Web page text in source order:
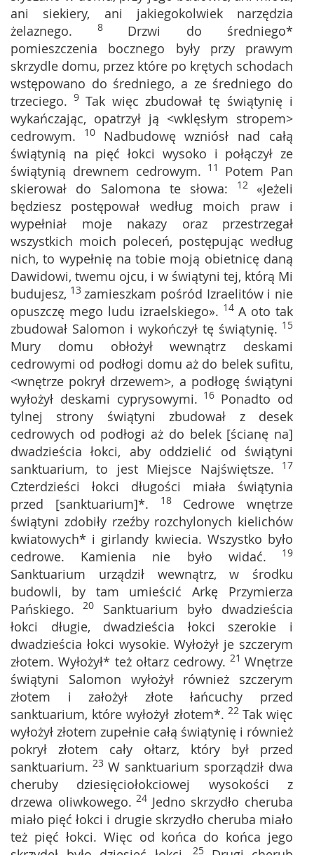
ani siekiery, ani jakiegokolwiek narzędzia
żelaznego. 8 Drzwi do średniego*
pomieszczenia bocznego były przy prawym
skrzydle domu, przez które po krętych schodach
wstępowano do średniego, a ze średniego do
trzeciego. 9 Tak więc zbudował tę świątynię i
wykańczając, opatrzył ją <wklęsłym stropem>
cedrowym. 10 Nadbudowę wzniósł nad całą
świątynią na pięć łokci wysoko i połączył ze
świątynią drewnem cedrowym. 11 Potem Pan
skierował do Salomona te słowa: 12 «Jeżeli
będziesz postępował według moich praw i
wypełniał moje nakazy oraz przestrzegał
wszystkich moich poleceń, postępując według
nich, to wypełnię na tobie moją obietnicę daną
Dawidowi, twemu ojcu, i w świątyni tej, którą Mi
budujesz, 13 zamieszkam pośród Izraelitów i nie
opuszczę mego ludu izraelskiego». 14 A oto tak
zbudował Salomon i wykończył tę świątynię. 15
Mury domu obłożył wewnątrz deskami
cedrowymi od podłogi domu aż do belek sufitu,
<wnętrze pokrył drzewem>, a podłogę świątyni
wyłożył deskami cyprysowymi. 16 Ponadto od
tylnej strony świątyni zbudował z desek
cedrowych od podłogi aż do belek [ścianę na]
dwadzieścia łokci, aby oddzielić od świątyni
sanktuarium, to jest Miejsce Najświętsze. 17
Czterdzieści łokci długości miała świątynia
przed [sanktuarium]*. 18 Cedrowe wnętrze
świątyni zdobiły rzeźby rozchylonych kielichów
kwiatowych* i girlandy kwiecia. Wszystko było
cedrowe. Kamienia nie było widać. 19
Sanktuarium urządził wewnątrz, w środku
budowli, by tam umieścić Arkę Przymierza
Pańskiego. 20 Sanktuarium było dwadzieścia
łokci długie, dwadzieścia łokci szerokie i
dwadzieścia łokci wysokie. Wyłożył je szczerym
złotem. Wyłożył* też ołtarz cedrowy. 21Wnętrze
świątyni Salomon wyłożył również szczerym
złotem i założył złote łańcuchy przed
sanktuarium, które wyłożył złotem*. 22 Tak więc
wyłożył złotem zupełnie całą świątynię i również
pokrył złotem cały ołtarz, który był przed
sanktuarium. 23 W sanktuarium sporządził dwa
cheruby dziesięciołokciowej wysokości z
drzewa oliwkowego. 24 Jedno skrzydło cheruba
miało pięć łokci i drugie skrzydło cheruba miało
też pięć łokci. Więc od końca do końca jego
25